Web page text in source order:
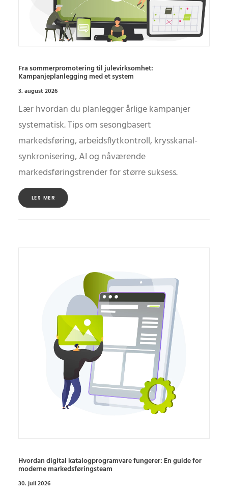
Fra sommerpromotering til julevirksomhet:
Kampanjeplanlegging med et system
3. august 2026
Lær hvordan du planlegger årlige kampanjer
systematisk. Tips om sesongbasert
markedsføring, arbeidsflytkontroll, krysskanal-
synkronisering, AI og nåværende
markedsføringstrender for større suksess.
LES MER
Hvordan digital katalogprogramvare fungerer: En guide for
moderne markedsføringsteam
30. juli 2026